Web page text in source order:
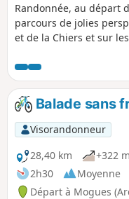
Randonnée, au départ
parcours de jolies
et de la Chiers et sur
Balade sans
Visorandonneur
28,40 km
+322 m
2h30
Moyenne
Départ à Mogues